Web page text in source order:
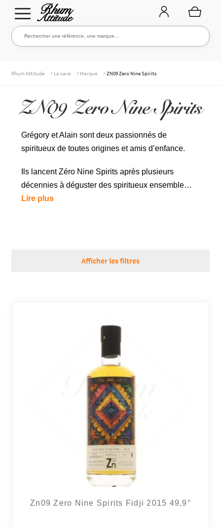
Aller
à
Aller
au
Rechercher une référence, une marque...
Rechercher
NOS RHUMS
WHISKIES & +
MARQUES
Rhum Attitude > La cave > Marque >ZN09 Zero Nine Spirits
ZN09 Zero Nine Spirits
Grégory et Alain sont deux passionnés de
spiritueux de toutes origines et amis d’enfance.
Ils lancent Zéro Nine Spirits après plusieurs
décennies à déguster des spiritueux ensemble…
Lire plus
Afficher les filtres
Zn09 Zero Nine Spirits Fidji 2015 49,9°